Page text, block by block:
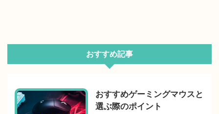
おすすめ記事
おすすめゲーミングマウスと
選ぶ際のポイント